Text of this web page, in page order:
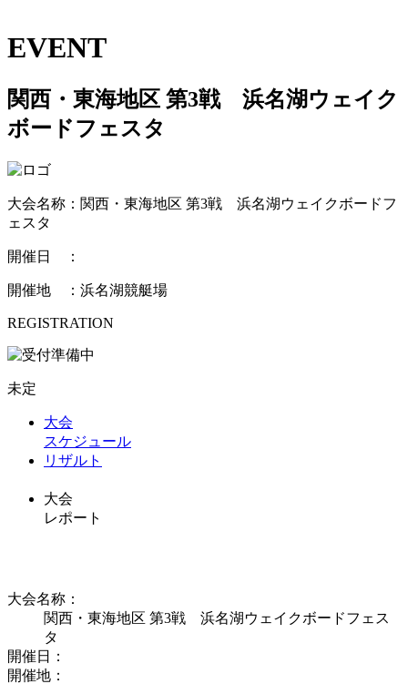
EVENT
関西・東海地区 第3戦 浜名湖ウェイク
ボードフェスタ
大会名称：関西・東海地区 第3戦 浜名湖ウェイクボードフ
ェスタ
開催日 ：
開催地 ：浜名湖競艇場
REGISTRATION
未定
大会
スケジュール
リザルト
大会
レポート
大会名称：
関西・東海地区 第3戦 浜名湖ウェイクボードフェス
タ
開催日：
開催地：